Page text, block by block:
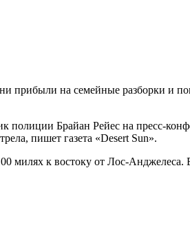
прибыли на семейные разборки и
полиции Брайан Рейес на пресс-
пишет газета «Desert Sun».
милях к востоку от Лос-